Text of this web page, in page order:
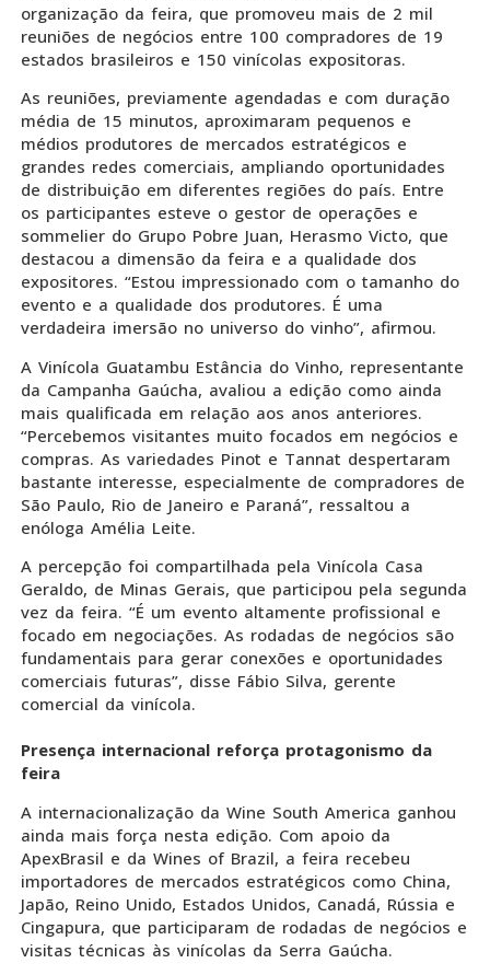
organização da feira, que promoveu mais de 2 mil
reuniões de negócios entre 100 compradores de 19
estados brasileiros e 150 vinícolas expositoras.
As reuniões, previamente agendadas e com duração
média de 15 minutos, aproximaram pequenos e
médios produtores de mercados estratégicos e
grandes redes comerciais, ampliando oportunidades
de distribuição em diferentes regiões do país. Entre
os participantes esteve o gestor de operações e
sommelier do Grupo Pobre Juan, Herasmo Victo, que
destacou a dimensão da feira e a qualidade dos
expositores. “Estou impressionado com o tamanho do
evento e a qualidade dos produtores. É uma
verdadeira imersão no universo do vinho”, afirmou.
A Vinícola Guatambu Estância do Vinho, representante
da Campanha Gaúcha, avaliou a edição como ainda
mais qualificada em relação aos anos anteriores.
“Percebemos visitantes muito focados em negócios e
compras. As variedades Pinot e Tannat despertaram
bastante interesse, especialmente de compradores de
São Paulo, Rio de Janeiro e Paraná”, ressaltou a
enóloga Amélia Leite.
A percepção foi compartilhada pela Vinícola Casa
Geraldo, de Minas Gerais, que participou pela segunda
vez da feira. “É um evento altamente profissional e
focado em negociações. As rodadas de negócios são
fundamentais para gerar conexões e oportunidades
comerciais futuras”, disse Fábio Silva, gerente
comercial da vinícola.
Presença internacional reforça protagonismo da
feira
A internacionalização da Wine South America ganhou
ainda mais força nesta edição. Com apoio da
ApexBrasil e da Wines of Brazil, a feira recebeu
importadores de mercados estratégicos como China,
Japão, Reino Unido, Estados Unidos, Canadá, Rússia e
Cingapura, que participaram de rodadas de negócios e
visitas técnicas às vinícolas da Serra Gaúcha.